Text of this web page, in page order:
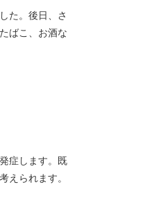
た。後日、さ
ばこ、お酒な
症します。既
えられます。